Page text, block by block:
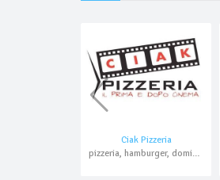
Ciak Pizzeria
pizzeria, hamburger, domicilio, asporto